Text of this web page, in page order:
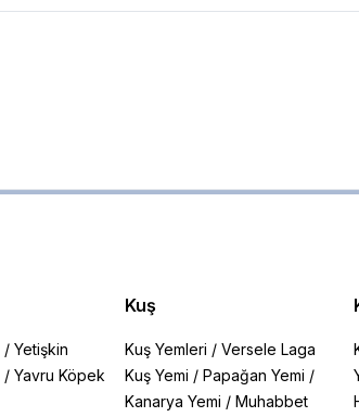
/Yetişkin
/Yavru Köpek
Kuş
Kuş Yemleri / Versele Laga
Kuş Yemi / Papağan Yemi /
Kanarya Yemi / Muhabbet